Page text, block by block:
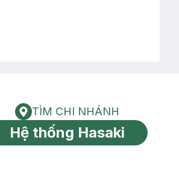
Tìm chi nhánh
TÌM CHI NHÁNH
Hệ thống Hasaki